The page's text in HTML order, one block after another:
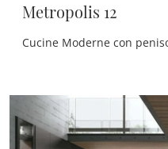
Metropolis 12